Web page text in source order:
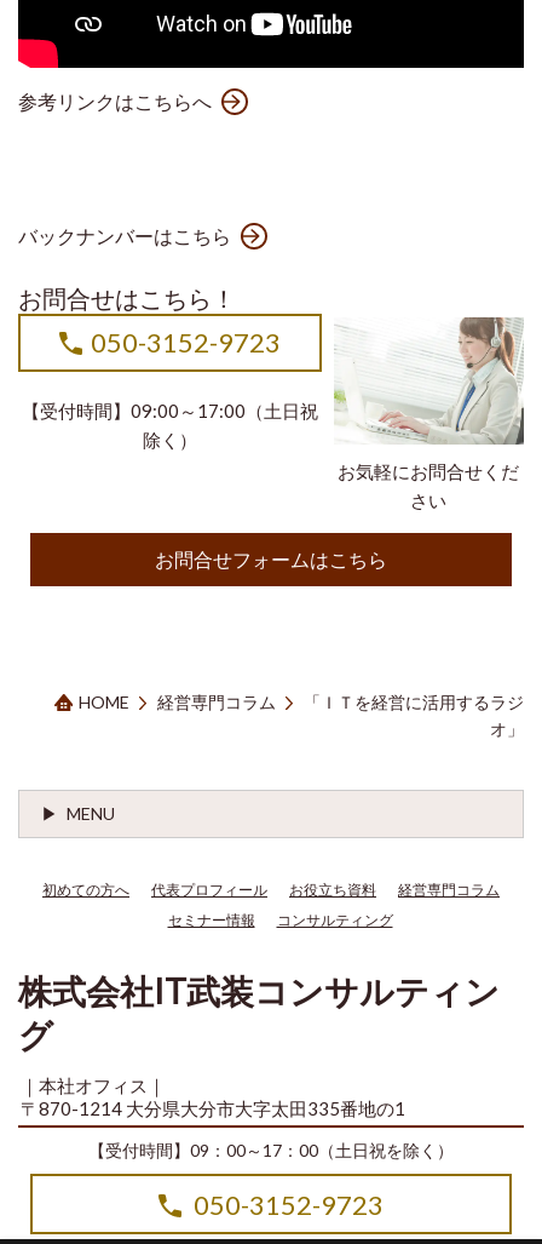
参考リンクはこちらへ
バックナンバーはこちら
お問合せはこちら！
お気軽にお問合せくだ
さい
050-3152-9723
【受付時間】09:00～17:00（土日祝
除く）
お問合せフォームはこちら
HOME 経営専門コラム
「ＩＴを経営に活用するラジ
オ」
MENU
初めての方へ 代表プロフィール お役立ち資料
経営専門コラム
セミナー情報
コンサルティング
株式会社IT武装コンサルティン
グ
｜本社オフィス｜
〒870-1214 大分県大分市大字太田335番地の1
【受付時間】09：00～17：00（土日祝を除く）
050-3152-9723